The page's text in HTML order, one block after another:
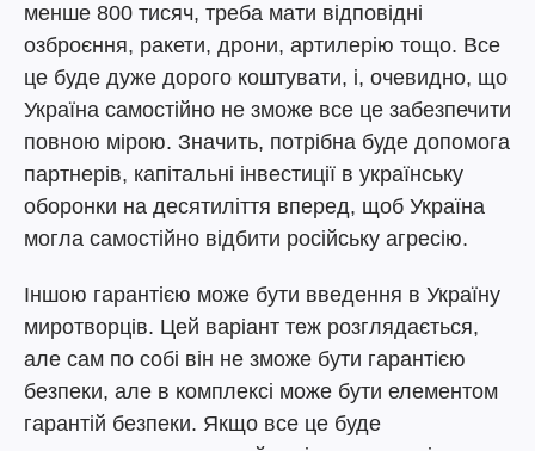
менше 800 тисяч, треба мати відповідні
озброєння, ракети, дрони, артилерію тощо. Все
це буде дуже дорого коштувати, і, очевидно, що
Україна самостійно не зможе все це забезпечити
повною мірою. Значить, потрібна буде допомога
партнерів, капітальні інвестиції в українську
оборонки на десятиліття вперед, щоб Україна
могла самостійно відбити російську агресію.
Іншою гарантією може бути введення в Україну
миротворців. Цей варіант теж розглядається,
але сам по собі він не зможе бути гарантією
безпеки, але в комплексі може бути елементом
гарантій безпеки. Якщо все це буде